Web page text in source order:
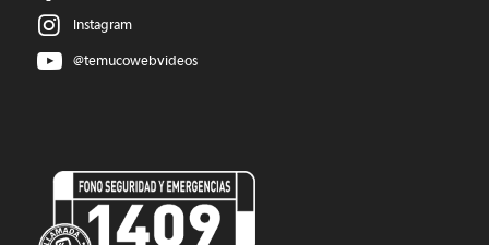
Instagram
@temucowebvideos